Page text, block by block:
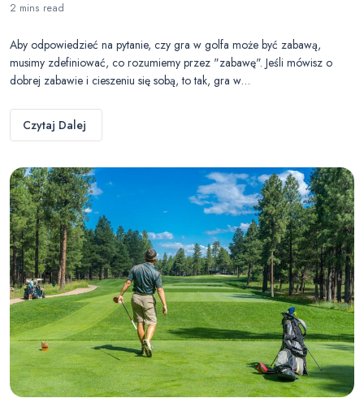
2 mins read
Aby odpowiedzieć na pytanie, czy gra w golfa może być zabawą,
musimy zdefiniować, co rozumiemy przez "zabawę". Jeśli mówisz o
dobrej zabawie i cieszeniu się sobą, to tak, gra w…
Czytaj Dalej